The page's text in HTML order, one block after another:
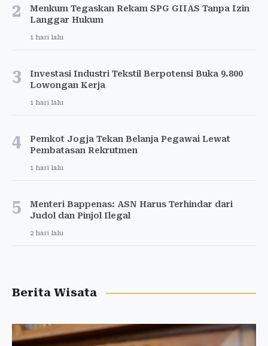
2
Menkum Tegaskan Rekam SPG GIIAS Tanpa Izin
Langgar Hukum
1 hari lalu
3
Investasi Industri Tekstil Berpotensi Buka 9.800
Lowongan Kerja
1 hari lalu
4
Pemkot Jogja Tekan Belanja Pegawai Lewat
Pembatasan Rekrutmen
1 hari lalu
5
Menteri Bappenas: ASN Harus Terhindar dari
Judol dan Pinjol Ilegal
2 hari lalu
Berita Wisata